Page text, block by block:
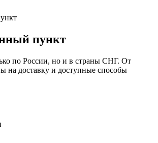
пункт
по России, но и в страны СНГ. От
на доставку и доступные способы